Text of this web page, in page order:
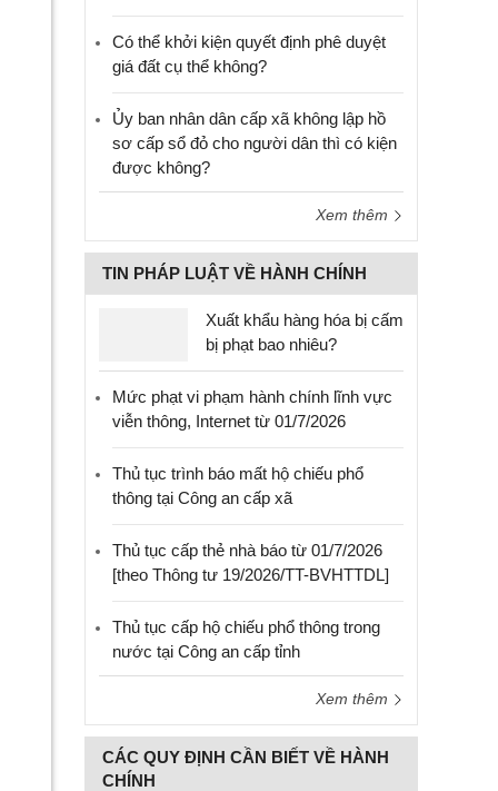
Có thể khởi kiện quyết định phê duyệt
giá đất cụ thể không?
Ủy ban nhân dân cấp xã không lập hồ
sơ cấp sổ đỏ cho người dân thì có kiện
được không?
Xem thêm
TIN PHÁP LUẬT VỀ HÀNH CHÍNH
Xuất khẩu hàng hóa bị cấm
bị phạt bao nhiêu?
Mức phạt vi phạm hành chính lĩnh vực
viễn thông, Internet từ 01/7/2026
Thủ tục trình báo mất hộ chiếu phổ
thông tại Công an cấp xã
Thủ tục cấp thẻ nhà báo từ 01/7/2026
[theo Thông tư 19/2026/TT-BVHTTDL]
Thủ tục cấp hộ chiếu phổ thông trong
nước tại Công an cấp tỉnh
Xem thêm
CÁC QUY ĐỊNH CẦN BIẾT VỀ HÀNH
CHÍNH